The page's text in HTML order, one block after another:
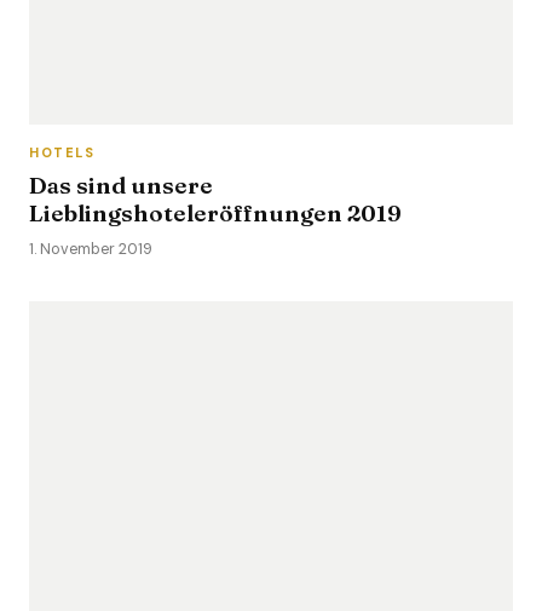
HOTELS
Das sind unsere
Lieblingshoteleröffnungen 2019
1. November 2019